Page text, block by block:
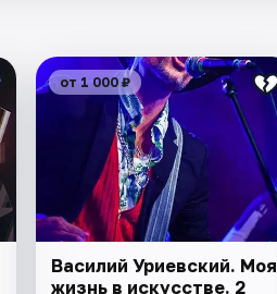
от 1 000 ₽
Василий Уриевский. Моя
жизнь в искусстве. 2